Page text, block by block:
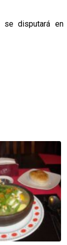
se disputará en